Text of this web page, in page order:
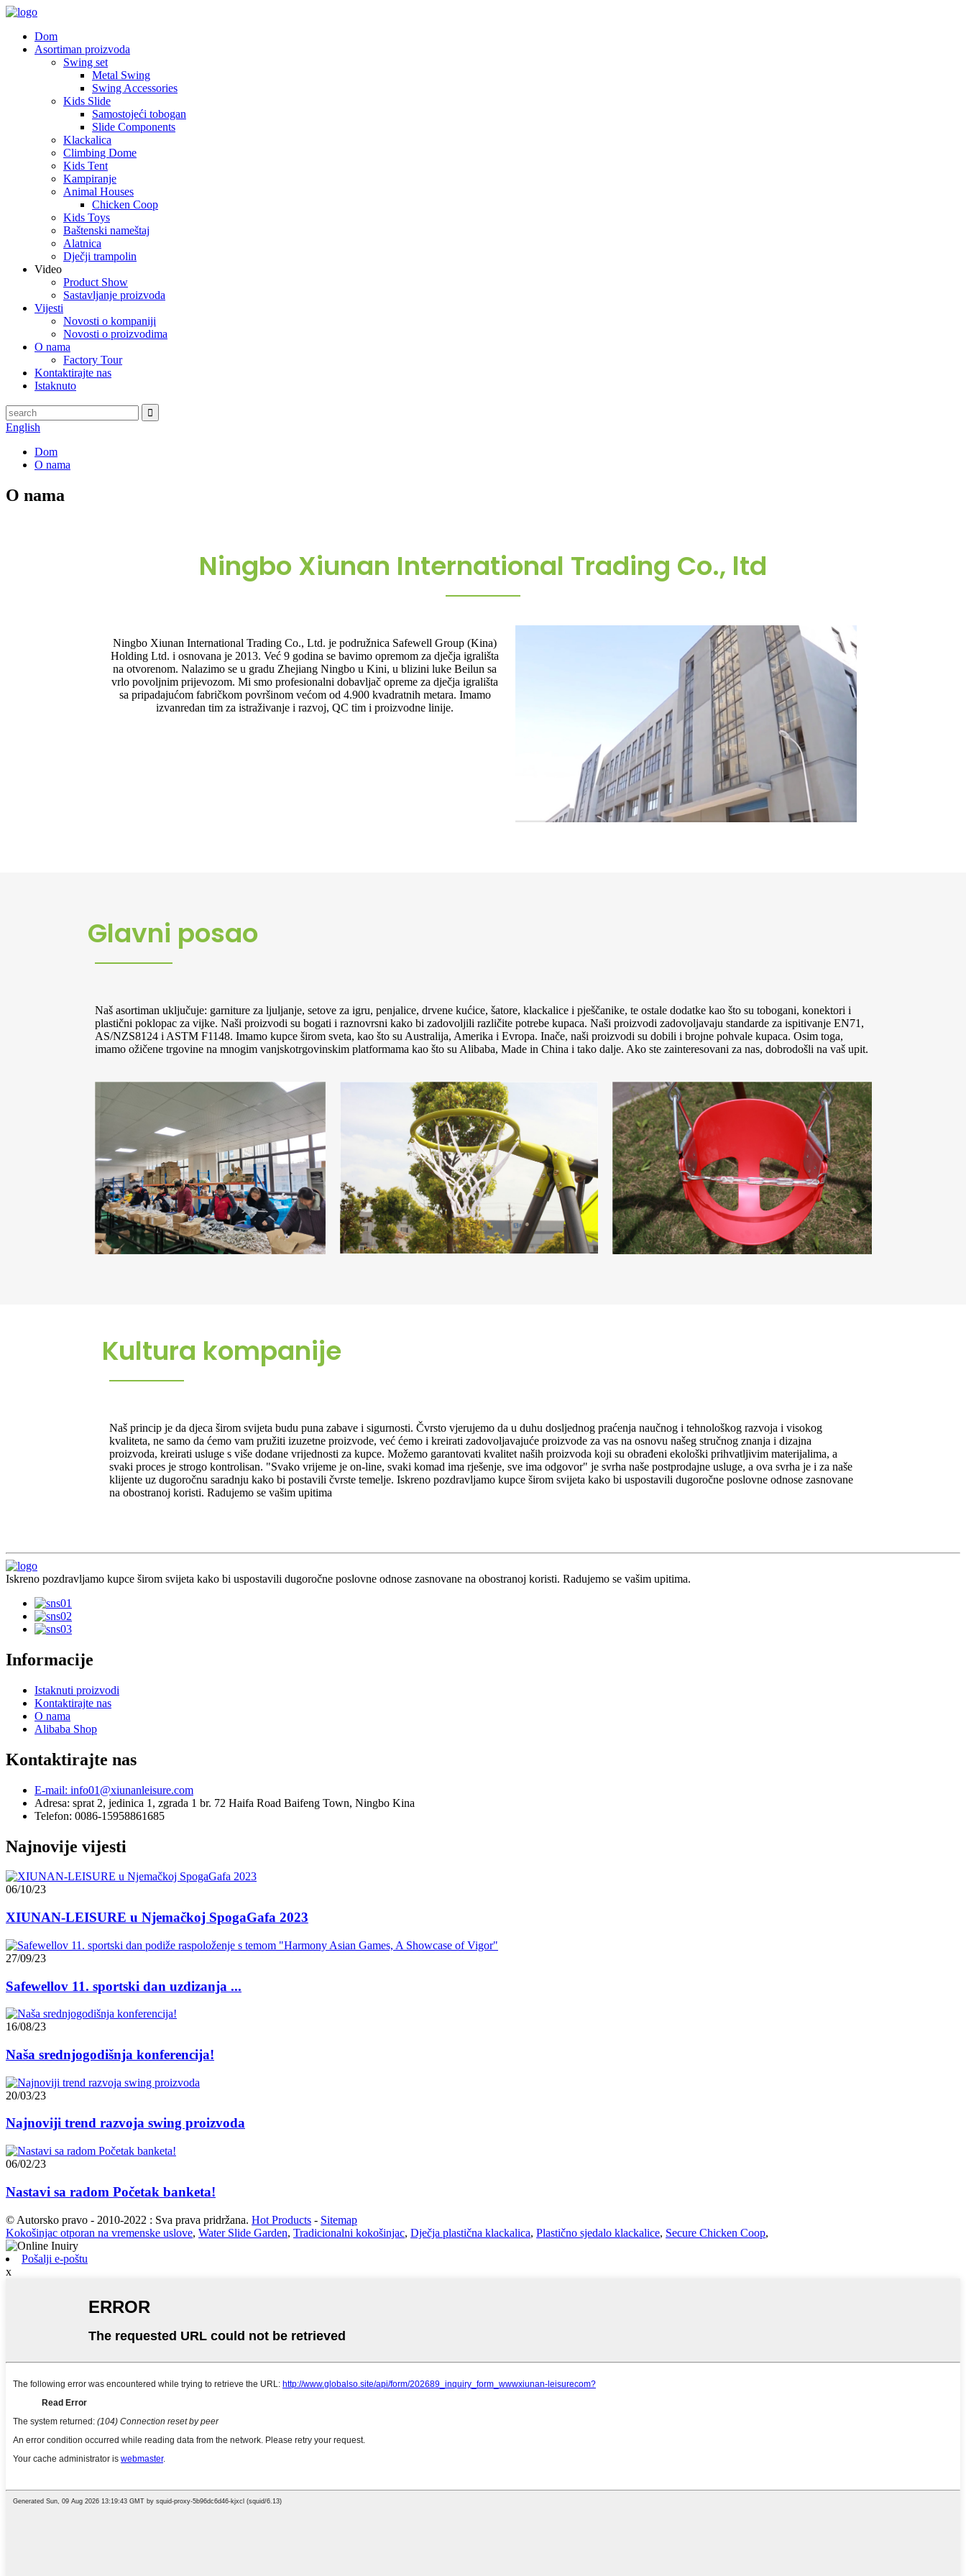
Dom
Asortiman proizvoda
Swing set
Metal Swing
Swing Accessories
Kids Slide
Samostojeći tobogan
Slide Components
Klackalica
Climbing Dome
Kids Tent
Kampiranje
Animal Houses
Chicken Coop
Kids Toys
Baštenski nameštaj
Alatnica
Dječji trampolin
Video
Product Show
Sastavljanje proizvoda
Vijesti
Novosti o kompaniji
Novosti o proizvodima
O nama
Factory Tour
Kontaktirajte nas
Istaknuto
English
Dom
O nama
O nama
Ningbo Xiunan International Trading Co., ltd
Ningbo Xiunan International Trading Co., Ltd. je podružnica Safewell Group (Kina)
Holding Ltd. i osnovana je 2013. Već 9 godina se bavimo opremom za dječja igrališta
na otvorenom. Nalazimo se u gradu Zhejiang Ningbo u Kini, u blizini luke Beilun sa
vrlo povoljnim prijevozom. Mi smo profesionalni dobavljač opreme za dječja igrališta
sa pripadajućom fabričkom površinom većom od 4.900 kvadratnih metara. Imamo
izvanredan tim za istraživanje i razvoj, QC tim i proizvodne linije.
Glavni posao
Naš asortiman uključuje: garniture za ljuljanje, setove za igru, penjalice, drvene kućice, šatore, klackalice i pješčanike, te ostale dodatke kao što su tobogani, konektori i
plastični poklopac za vijke. Naši proizvodi su bogati i raznovrsni kako bi zadovoljili različite potrebe kupaca. Naši proizvodi zadovoljavaju standarde za ispitivanje EN71,
AS/NZS8124 i ASTM F1148. Imamo kupce širom sveta, kao što su Australija, Amerika i Evropa. Inače, naši proizvodi su dobili i brojne pohvale kupaca. Osim toga,
imamo ožičene trgovine na mnogim vanjskotrgovinskim platformama kao što su Alibaba, Made in China i tako dalje. Ako ste zainteresovani za nas, dobrodošli na vaš upit.
Kultura kompanije
Naš princip je da djeca širom svijeta budu puna zabave i sigurnosti. Čvrsto vjerujemo da u duhu dosljednog praćenja naučnog i tehnološkog razvoja i visokog
kvaliteta, ne samo da ćemo vam pružiti izuzetne proizvode, već ćemo i kreirati zadovoljavajuće proizvode za vas na osnovu našeg stručnog znanja i dizajna
proizvoda, kreirati usluge s više dodane vrijednosti za kupce. Možemo garantovati kvalitet naših proizvoda koji su obrađeni ekološki prihvatljivim materijalima, a
svaki proces je strogo kontrolisan. "Svako vrijeme je on-line, svaki komad ima rješenje, sve ima odgovor" je svrha naše postprodajne usluge, a ova svrha je i za naše
klijente uz dugoročnu saradnju kako bi postavili čvrste temelje. Iskreno pozdravljamo kupce širom svijeta kako bi uspostavili dugoročne poslovne odnose zasnovane
na obostranoj koristi. Radujemo se vašim upitima
Iskreno pozdravljamo kupce širom svijeta kako bi uspostavili dugoročne poslovne odnose zasnovane na obostranoj koristi. Radujemo se vašim upitima.
Informacije
Istaknuti proizvodi
Kontaktirajte nas
O nama
Alibaba Shop
Kontaktirajte nas
E-mail: info01@xiunanleisure.com
Adresa: sprat 2, jedinica 1, zgrada 1 br. 72 Haifa Road Baifeng Town, Ningbo Kina
Telefon: 0086-15958861685
Najnovije vijesti
06/10/23
XIUNAN-LEISURE u Njemačkoj SpogaGafa 2023
27/09/23
Safewellov 11. sportski dan uzdizanja ...
16/08/23
Naša srednjogodišnja konferencija!
20/03/23
Najnoviji trend razvoja swing proizvoda
06/02/23
Nastavi sa radom Početak banketa!
© Autorsko pravo - 2010-2022 : Sva prava pridržana. Hot Products - Sitemap
Kokošinjac otporan na vremenske uslove, Water Slide Garden, Tradicionalni kokošinjac, Dječja plastična klackalica, Plastično sjedalo klackalice, Secure Chicken Coop,
Pošalji e-poštu
x